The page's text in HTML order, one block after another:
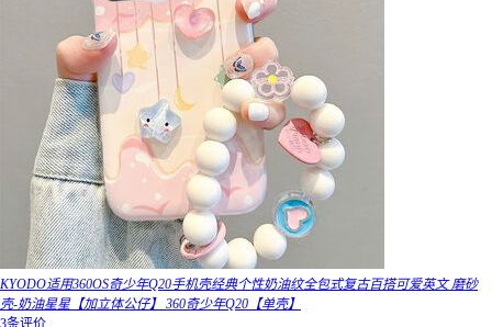
KYODO适用360OS奇少年Q20手机壳经典个性奶油纹全包式复古百搭可爱英文 磨砂
壳-奶油星星【加立体公仔】 360奇少年Q20【单壳】
3条评价